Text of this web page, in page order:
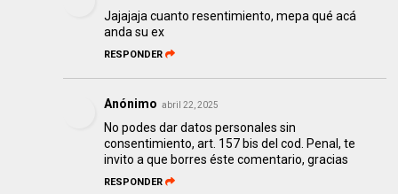
Jajajaja cuanto resentimiento, mepa qué acá
anda su ex
RESPONDER
Anónimo abril 22, 2025
No podes dar datos personales sin
consentimiento, art. 157 bis del cod. Penal, te
invito a que borres éste comentario, gracias
RESPONDER